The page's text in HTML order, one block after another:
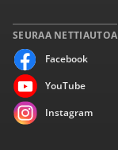
SEURAA NETTIAUTOA
Facebook
YouTube
Instagram